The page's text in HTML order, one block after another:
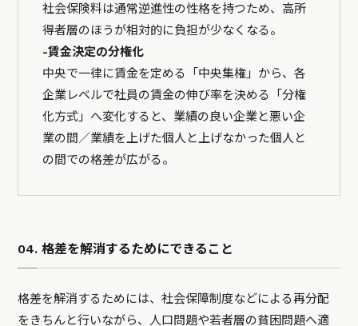
社会保険料は通常逆進性の性格を持つため、高所
得者層のほうが相対的に負担が少なくなる。
-賃金決定の分権化
中央で一律に賃金を定める「中央集権」から、各
企業レベルで社員の賃金の伸び率を決める「分権
化方式」へ変化すると、業績の良い企業と悪い企
業の間／業績を上げた個人と上げなかった個人と
の間での格差が広がる。
04. 格差を解消するためにできること
格差を解消するためには、社会保障制度などによる再分配
をきちんと行いながら、人口問題や若者層の貧困問題へ適